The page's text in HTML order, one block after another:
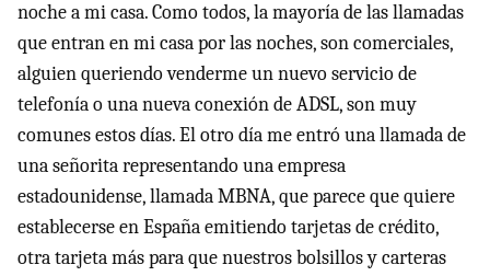
noche a mi casa. Como todos, la mayoría de las llamadas
que entran en mi casa por las noches, son comerciales,
alguien queriendo venderme un nuevo servicio de
telefonía o una nueva conexión de ADSL, son muy
comunes estos días. El otro día me entró una llamada de
una señorita representando una empresa
estadounidense, llamada MBNA, que parece que quiere
establecerse en España emitiendo tarjetas de crédito,
otra tarjeta más para que nuestros bolsillos y carteras